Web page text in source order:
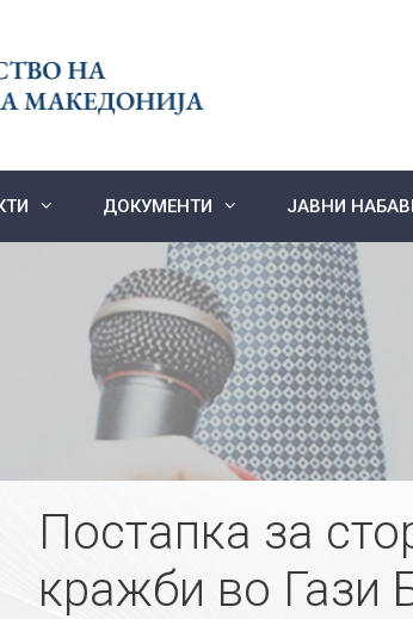
ДОКУМЕНТИ ЈАВНИ
Постапка за
кражби во Гази